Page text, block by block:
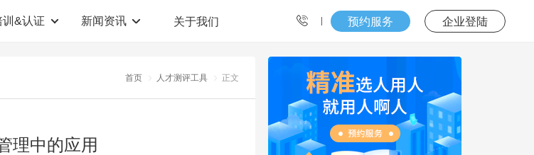
咨询
评云系统
训&认证 新闻资讯 关于我们 预约服务 企业登陆
首页 人才测评工具 正文
理中的应用